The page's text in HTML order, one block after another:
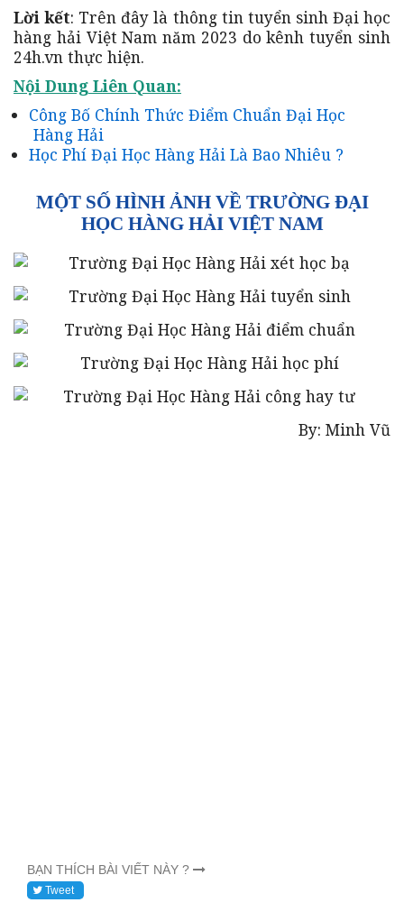
Lời kết: Trên đây là thông tin tuyển sinh Đại học
hàng hải Việt Nam năm 2023 do kênh tuyển sinh
24h.vn thực hiện.
Nội Dung Liên Quan:
Công Bố Chính Thức Điểm Chuẩn Đại Học
Hàng Hải
Học Phí Đại Học Hàng Hải Là Bao Nhiêu ?
MỘT SỐ HÌNH ẢNH VỀ TRƯỜNG ĐẠI
HỌC HÀNG HẢI VIỆT NAM
By: Minh Vũ
BẠN THÍCH BÀI VIẾT NÀY ?
Tweet